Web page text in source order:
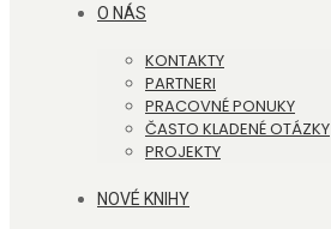
O NÁS
KONTAKTY
PARTNERI
PRACOVNÉ PONUKY
ČASTO KLADENÉ OTÁZKY
PROJEKTY
NOVÉ KNIHY